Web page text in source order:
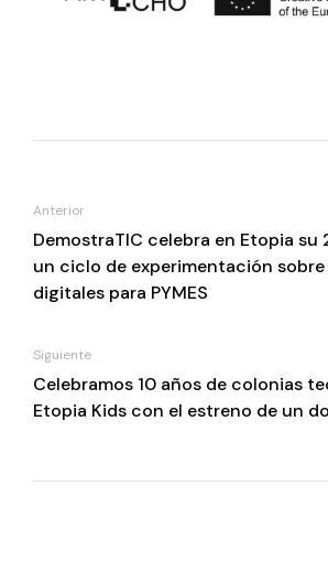
Anterior
DemostraTIC celebra en Etopia su
un ciclo de experimentación
digitales para PYMES
Siguiente
Celebramos 10 años de colonias
Etopia Kids con el estreno de un